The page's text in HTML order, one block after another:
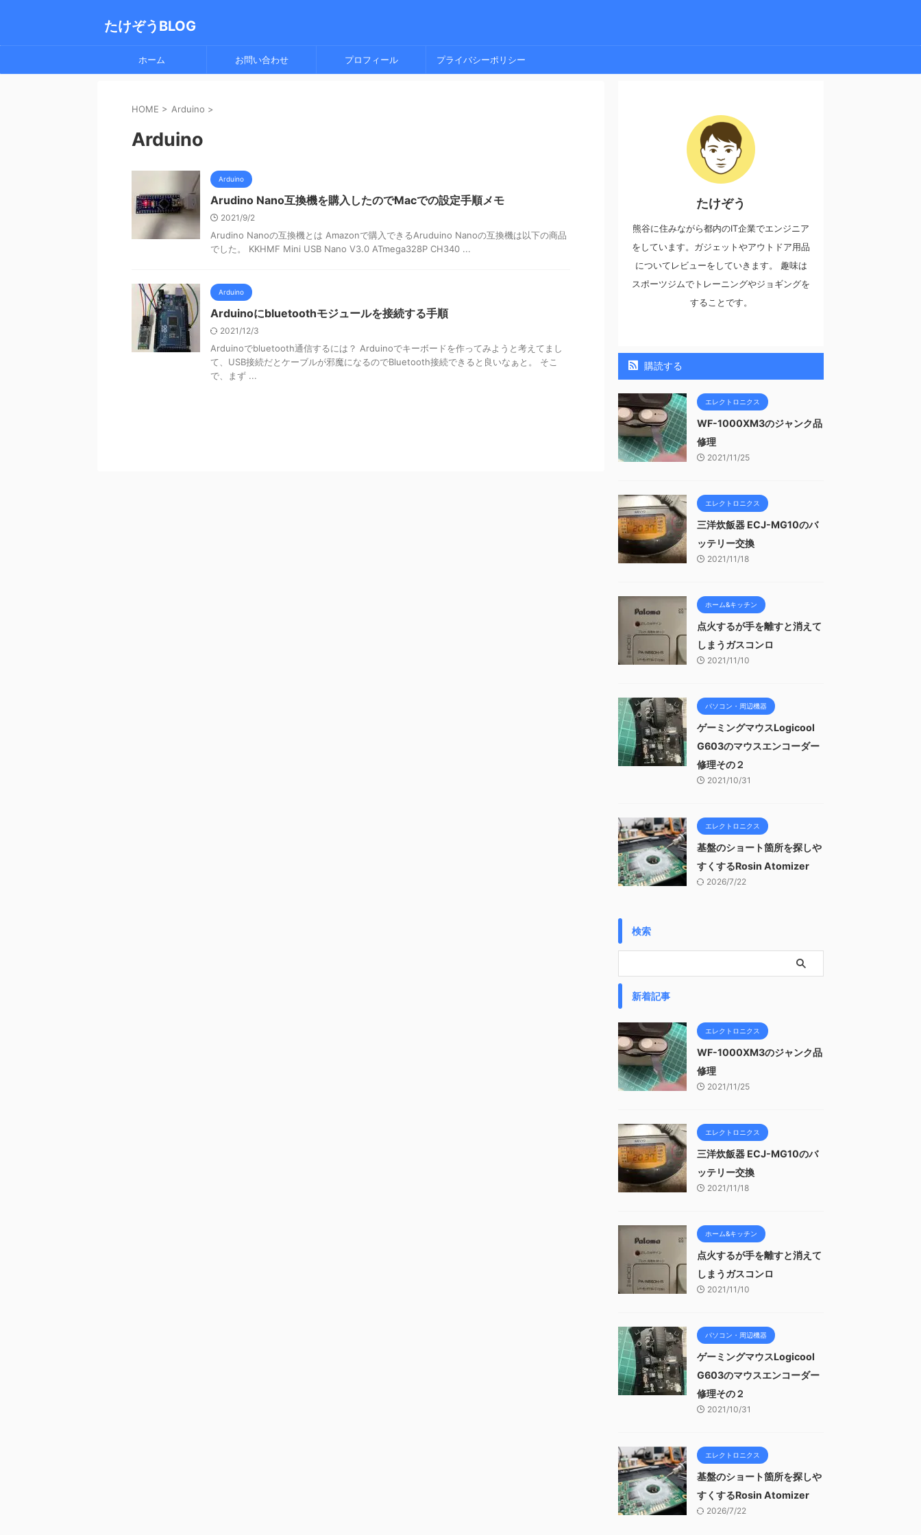
たけぞうBLOG
ホーム お問い合わせ プロフィール プライバシーポリシー
HOME > Arduino >
Arduino
Arduino
Arudino Nano互換機を購入したのでMacでの設定手順メモ
2021/9/2
Arudino Nanoの互換機とは Amazonで購入できるAruduino Nanoの互換機は以下の商品
でした。 KKHMF Mini USB Nano V3.0 ATmega328P CH340 ...
Arduino
Arduinoにbluetoothモジュールを接続する手順
2021/12/3
Arduinoでbluetooth通信するには？ Arduinoでキーボードを作ってみようと考えてまし
て、USB接続だとケーブルが邪魔になるのでBluetooth接続できると良いなぁと。 そこ
で、まず ...
たけぞう
熊谷に住みながら都内のIT企業でエンジニア
をしています。ガジェットやアウトドア用品
についてレビューをしていきます。 趣味は
スポーツジムでトレーニングやジョギングを
することです。
購読する
エレクトロニクス
WF-1000XM3のジャンク品
修理
2021/11/25
エレクトロニクス
三洋炊飯器 ECJ-MG10のバ
ッテリー交換
2021/11/18
ホーム&キッチン
点火するが手を離すと消えて
しまうガスコンロ
2021/11/10
パソコン・周辺機器
ゲーミングマウスLogicool
G603のマウスエンコーダー
修理その２
2021/10/31
エレクトロニクス
基盤のショート箇所を探しや
すくするRosin Atomizer
2026/7/22
検索
新着記事
エレクトロニクス
WF-1000XM3のジャンク品
修理
2021/11/25
エレクトロニクス
三洋炊飯器 ECJ-MG10のバ
ッテリー交換
2021/11/18
ホーム&キッチン
点火するが手を離すと消えて
しまうガスコンロ
2021/11/10
パソコン・周辺機器
ゲーミングマウスLogicool
G603のマウスエンコーダー
修理その２
2021/10/31
エレクトロニクス
基盤のショート箇所を探しや
すくするRosin Atomizer
2026/7/22